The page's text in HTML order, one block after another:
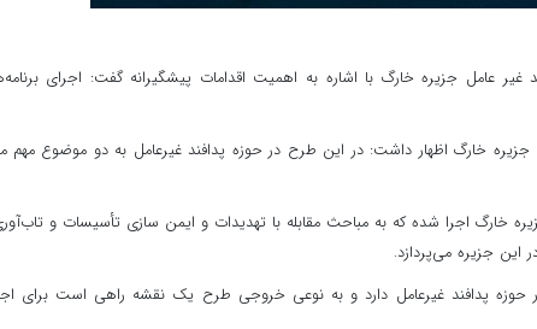
غیر عامل جزیره خارگ با اشاره به اهمیت اقدامات پیشگیرانه گفت: اجرای
جزیره خارگ اظهار داشت: در این طرح در حوزه پدافند غیرعامل به دو موضوع مهم
خارگ اجرا شده که به مباحث مقابله با تهدیدات و ایمن سازی تأسیسات و
این جزیره می‌پردازد.
حوزه پدافند غیرعامل دارد و به نوعی خروجی طرح یک نقشه راهی است برای